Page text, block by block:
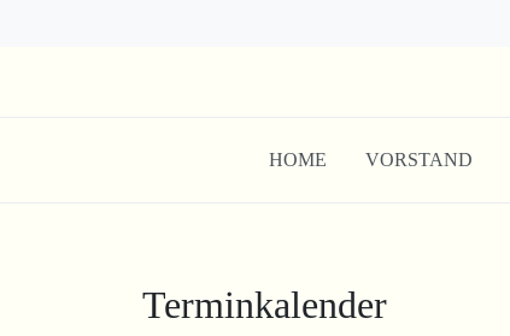
HOME VORSTAND
Terminkalender